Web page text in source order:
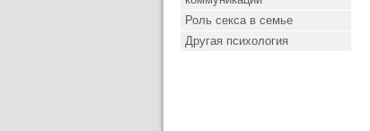
Роль секса в семье
Другая психология